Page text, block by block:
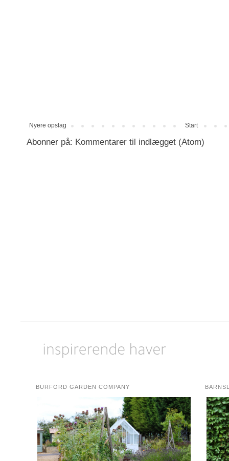
Nyere opslag Start
Abonner på: Kommentarer til indlægget (Atom)
BURFORD GARDEN COMPANY